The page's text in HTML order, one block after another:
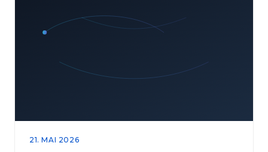
Projekte oft irreführend ist. Außerdem zeigen wir,
21. MAI 2026